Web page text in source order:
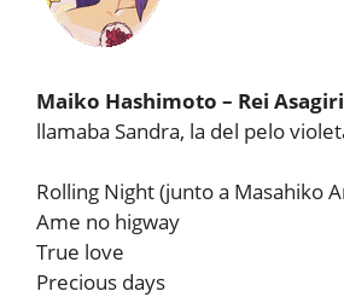
Maiko Hashimoto – Rei Asagiri
llamaba Sandra, la del pelo
Rolling Night (junto a Masahiko
Ame no higway
True love
Precious days